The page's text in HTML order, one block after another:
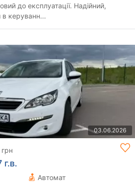
до експлуатації. Надійний,
керуванн...
03.06.2026
Автомат